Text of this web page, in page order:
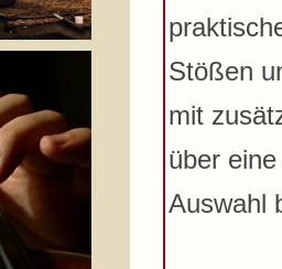
Stößen
mit
über
Auswahl